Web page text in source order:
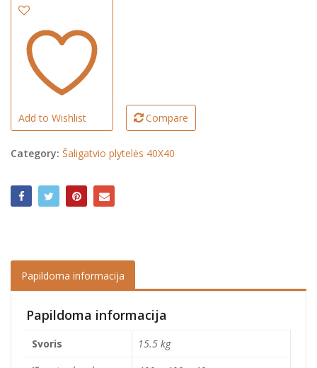
Add to Wishlist Compare
Category: Šaligatvio plytelės 40X40
Papildoma informacija
Papildoma informacija
Svoris
15.5 kg